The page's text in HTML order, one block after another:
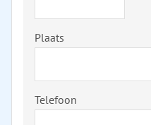
Plaats
Telefoon